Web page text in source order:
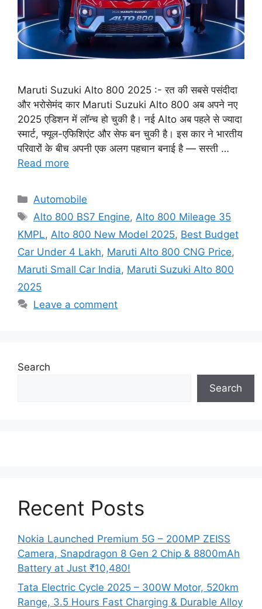
Maruti Suzuki Alto 800 2025 :- रत की सबसे पसंदीदा
और भरोसेमंद कार Maruti Suzuki Alto 800 अब अपने नए
2025 एडिशन में लॉन्च हो चुकी है। नई Alto अब पहले से ज्यादा
स्मार्ट, फ्यूल-एफिशिएंट और सेफ बन चुकी है। इस कार ने भारतीय
परिवारों के बीच अपनी एक अलग पहचान बनाई है — सस्ती …
Read more
Categories
Automobile
Tags
Alto 800 BS7 Engine, Alto 800 Mileage 35
KMPL, Alto 800 New Model 2025, Best Budget
Car Under 4 Lakh, Maruti Alto 800 CNG Price,
Maruti Small Car India, Maruti Suzuki Alto 800
2025
Leave a comment
Search
Search
Recent Posts
Nokia Launched Premium 5G – 200MP ZEISS
Camera, Snapdragon 8 Gen 2 Chip & 8800mAh
Battery at Just ₹10,480!
Tata Electric Cycle 2025 – 300W Motor, 520km
Range, 3.5 Hours Fast Charging & Durable Alloy